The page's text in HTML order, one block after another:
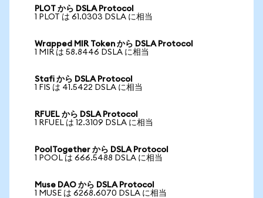
PLOT から DSLA Protocol
1 PLOT は 61.0303 DSLA に相当
Wrapped MIR Token から DSLA Protocol
1 MIR は 58.8446 DSLA に相当
Stafi から DSLA Protocol
1 FIS は 41.5422 DSLA に相当
RFUEL から DSLA Protocol
1 RFUEL は 12.3109 DSLA に相当
PoolTogether から DSLA Protocol
1 POOL は 666.5488 DSLA に相当
Muse DAO から DSLA Protocol
1 MUSE は 6268.6070 DSLA に相当